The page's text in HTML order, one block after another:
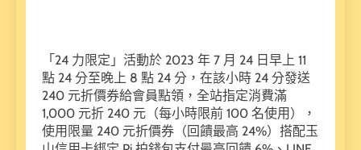
「24 力限定」活動於 2023 年 7 月 24 日早上 11
點 24 分至晚上 8 點 24 分，在該小時 24 分發送
240 元折價券給會員點領，全站指定消費滿
1,000 元折 240 元（每小時限前 100 名使用），
使用限量 240 元折價券（回饋最高 24%）搭配玉